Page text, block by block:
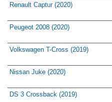
Renault Captur (2020)
Peugeot 2008 (2020)
Volkswagen T-Cross (2019)
Nissan Juke (2020)
DS 3 Crossback (2019)